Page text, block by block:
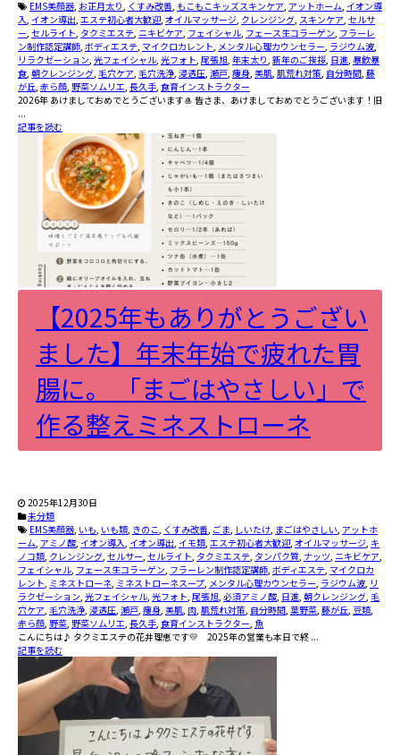
EMS美顔器, お正月太り, くすみ改善, もこもこキッズスキンケア, アットホーム, イオン導
入, イオン導出, エステ初心者大歓迎, オイルマッサージ, クレンジング, スキンケア, セルサ
ー, セルライト, タクミエステ, ニキビケア, フェイシャル, フェース生コラーゲン, フラーレ
ン制作認定講師, ボディエステ, マイクロカレント, メンタル心理カウンセラー, ラジウム波,
リラクゼーション, 光フェイシャル, 光フォト, 尾張旭, 年末太り, 新年のご挨拶, 日進, 暴飲暴
食, 朝クレンジング, 毛穴ケア, 毛穴洗浄, 浸透圧, 瀬戸, 痩身, 美肌, 肌荒れ対策, 自分時間, 藤
が丘, 赤ら顔, 野菜ソムリエ, 長久手, 食育インストラクター
2026年 あけましておめでとうございます🎍 皆さま、あけましておめでとうございます！旧
...
記事を読む
【2025年もありがとうござい
ました】年末年始で疲れた胃
腸に。 「まごはやさしい」で
作る整えミネストローネ
2025年12月30日
未分類
EMS美顔器, いも, いも類, きのこ, くすみ改善, ごま, しいたけ, まごはやさしい, アットホ
ーム, アミノ酸, イオン導入, イオン導出, イモ類, エステ初心者大歓迎, オイルマッサージ, キ
ノコ類, クレンジング, セルサー, セルライト, タクミエステ, タンパク質, ナッツ, ニキビケア,
フェイシャル, フェース生コラーゲン, フラーレン制作認定講師, ボディエステ, マイクロカ
レント, ミネストローネ, ミネストローネスープ, メンタル心理カウンセラー, ラジウム波, リ
ラクゼーション, 光フェイシャル, 光フォト, 尾張旭, 必須アミノ酸, 日進, 朝クレンジング, 毛
穴ケア, 毛穴洗浄, 浸透圧, 瀬戸, 痩身, 美肌, 肉, 肌荒れ対策, 自分時間, 葉野菜, 藤が丘, 豆類,
赤ら顔, 野菜, 野菜ソムリエ, 長久手, 食育インストラクター, 魚
こんにちは♪ タクミエステの花井理恵です💛 2025年の営業も本日で終 ...
記事を読む